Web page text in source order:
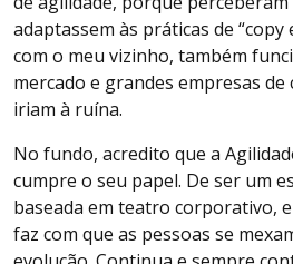
adaptassem às práticas de
com o meu vizinho, também
mercado e grandes empresas
iriam à ruína.
No fundo, acredito que a
cumpre o seu papel. De ser um
baseada em teatro corporativo,
faz com que as pessoas se